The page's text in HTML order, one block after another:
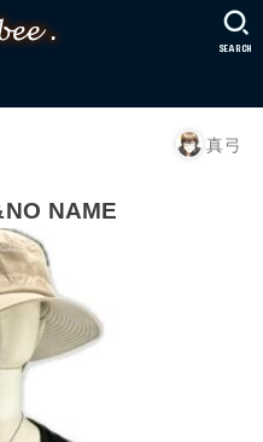
SEARCH
真弓
NAME